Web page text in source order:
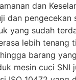
dan
pengecekan
yang sudah
lebih
barang
mesin cuci